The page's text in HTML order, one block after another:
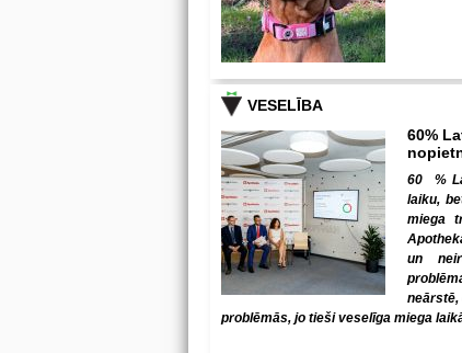
VESELĪBA
60%
60 %
laiku,
miega
un
problēmās, jo tieši veselīga miega